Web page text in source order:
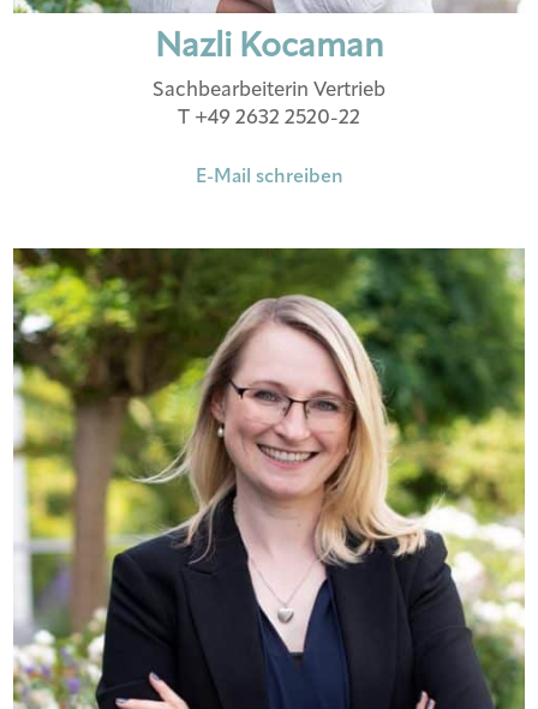
Nazli Kocaman
Sachbearbeiterin Vertrieb
T +49 2632 2520-22
E-Mail schreiben